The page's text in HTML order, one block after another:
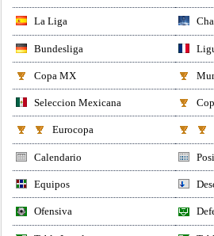
La Liga
Bundesliga
Copa MX
Seleccion Mexicana
Eurocopa
Calendario
Equipos
Ofensiva